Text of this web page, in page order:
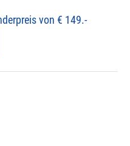
von € 149.-